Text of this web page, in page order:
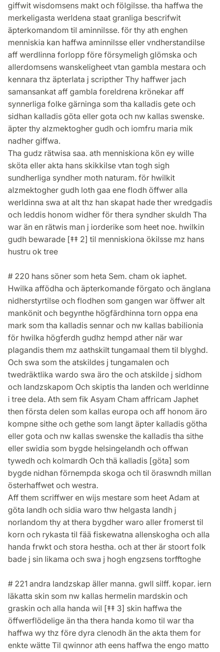
giffwit wisdomsens makt och fölgilsse. tha haffwa the
merkeligasta werldena staat granliga bescrifwit
äpterkomandom til aminnilsse. för thy ath enghen
menniskia kan haffwa aminnilsse eller vndherstandilse
aff werdlinna forlopp före försymeligh glömska och
allerdomsens wanskeligheet vtan gambla mestara och
kennara thz äpterlata j scripther Thy haffwer jach
samansankat aff gambla foreldrena krönekar aff
synnerliga folke gärninga som tha kalladis gete och
sidhan kalladis göta eller gota och nw kallas swenske.
äpter thy alzmektogher gudh och iomfru maria mik
nadher giffwa.
Tha gudz rätwisa saa. ath menniskiona kön ey wille
sköta eller akta hans skikkilse vtan togh sigh
sundherliga syndher moth naturam. för hwilkit
alzmektogher gudh loth gaa ene flodh öffwer alla
werldinna swa at alt thz han skapat hade ther wredgadis
och leddis honom widher för thera syndher skuldh Tha
war än en rätwis man j iorderike som heet noe. hwilkin
gudh bewarade [‡‡ 2] til menniskiona ökilsse mz hans
hustru ok tree
# 220 hans söner som heta Sem. cham ok iaphet.
Hwilka affödha och äpterkomande förgato och änglana
nidherstyrtilse och flodhen som gangen war öffwer alt
mankönit och begynthe högfärdhinna torn oppa ena
mark som tha kalladis sennar och nw kallas babilionia
för hwilka högferdh gudhz hempd ather när war
plagandis them mz aathskilt tungamaal them til blyghd.
Och swa som the atskildes j tungamalen och
twedräktlika wardo swa äro the och atskilde j sidhom
och landzskapom Och skiptis tha landen och werldinne
i tree dela. Ath sem fik Asyam Cham affricam Japhet
then första delen som kallas europa och aff honom äro
kompne sithe och gethe som langt äpter kalladis götha
eller gota och nw kallas swenske the kalladis tha sithe
eller swidia som bygde helsingelandh och offwan
tywedh och kolmardh Och thä kalladis [göta] som
bygde nidhan förnempda skoga och til öraswndh millan
österhaffwet och westra.
Aff them scriffwer en wijs mestare som heet Adam at
göta landh och sidia waro thw helgasta landh j
norlandom thy at thera bygdher waro aller fromerst til
korn och rykasta til fää fiskewatna allenskogha och alla
handa frwkt och stora hestha. och at ther är stoort folk
bade j sin likama och swa j hogh engzsens torfftoghe
# 221 andra landzskap äller manna. gwll silff. kopar. iern
läkatta skin som nw kallas hermelin mardskin och
graskin och alla handa wil [‡‡ 3] skin haffwa the
öffwerflödelige än tha thera handa komo til war tha
haffwa wy thz före dyra clenodh än the akta them for
enkte wätte Til qwinnor ath eens haffwa the engo matto